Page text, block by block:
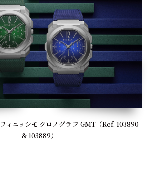
ィニッシモ クロノグラフ GMT（Ref. 103890
& 103889）